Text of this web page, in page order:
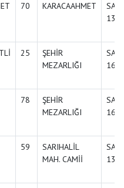
70 KARACAAHMET
25
ŞEHİR
MEZARLIĞI
78
ŞEHİR
MEZARLIĞI
59
SARIHALİL
MAH. CAMİİ